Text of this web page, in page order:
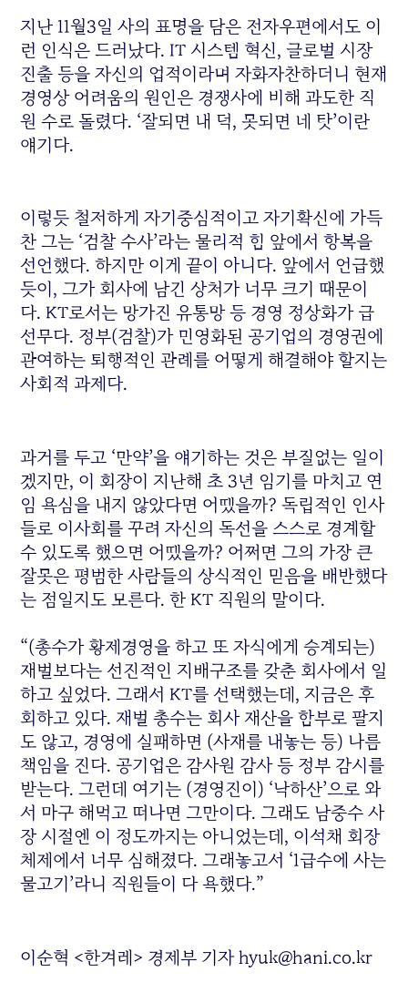
지난 11월3일 사의 표명을 담은 전자우편에서도 이
런 인식은 드러났다. IT 시스템 혁신, 글로벌 시장
진출 등을 자신의 업적이라며 자화자찬하더니 현재
경영상 어려움의 원인은 경쟁사에 비해 과도한 직
원 수로 돌렸다. ‘잘되면 내 덕, 못되면 네 탓’이란
얘기다.
이렇듯 철저하게 자기중심적이고 자기확신에 가득
찬 그는 ‘검찰 수사’라는 물리적 힘 앞에서 항복을
선언했다. 하지만 이게 끝이 아니다. 앞에서 언급했
듯이, 그가 회사에 남긴 상처가 너무 크기 때문이
다. KT로서는 망가진 유통망 등 경영 정상화가 급
선무다. 정부(검찰)가 민영화된 공기업의 경영권에
관여하는 퇴행적인 관례를 어떻게 해결해야 할지는
사회적 과제다.
과거를 두고 ‘만약’을 얘기하는 것은 부질없는 일이
겠지만, 이 회장이 지난해 초 3년 임기를 마치고 연
임 욕심을 내지 않았다면 어땠을까? 독립적인 인사
들로 이사회를 꾸려 자신의 독선을 스스로 경계할
수 있도록 했으면 어땠을까? 어쩌면 그의 가장 큰
잘못은 평범한 사람들의 상식적인 믿음을 배반했다
는 점일지도 모른다. 한 KT 직원의 말이다.
“(총수가 황제경영을 하고 또 자식에게 승계되는)
재벌보다는 선진적인 지배구조를 갖춘 회사에서 일
하고 싶었다. 그래서 KT를 선택했는데, 지금은 후
회하고 있다. 재벌 총수는 회사 재산을 함부로 팔지
도 않고, 경영에 실패하면 (사재를 내놓는 등) 나름
책임을 진다. 공기업은 감사원 감사 등 정부 감시를
받는다. 그런데 여기는 (경영진이) ‘낙하산’으로 와
서 마구 해먹고 떠나면 그만이다. 그래도 남중수 사
장 시절엔 이 정도까지는 아니었는데, 이석채 회장
체제에서 너무 심해졌다. 그래놓고서 ‘1급수에 사는
물고기’라니 직원들이 다 욕했다.”
이순혁 <한겨레> 경제부 기자 hyuk@hani.co.kr